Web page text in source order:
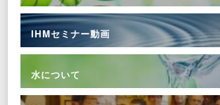
IHMセミナー動画
水について